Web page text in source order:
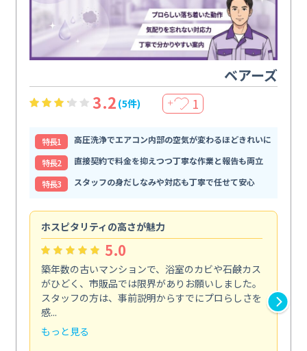
ベアーズ
3.2 (5件) ＋ 1
特⻑1
高圧洗浄でエアコン内部の空気が変わるほどきれいに
特⻑2
直接契約で料金を抑えつつ丁寧な作業と報告も両立
特⻑3
スタッフの身だしなみや対応も丁寧で任せて安心
ホスピタリティの高さが魅力
5.0
築年数の古いマンションで、浴室のカビや石鹸カス
がひどく、市販品では限界がありお願いしました。
スタッフの方は、事前説明からすでにプロらしさを
感...
もっと見る